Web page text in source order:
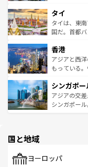
リティに包
覧を参照し
急速な発展
ーチミン市
醸し出して
とつ。フォ
ひ現地で味
が旅行者を
参照してほし
タイ
タイは、東
国だ。首都
の活気が交
帯で自然と
いビーチで
激する。気
が待ってい
た文化、そ
香港
アジアと西
もっている
み、どこを
ており、効
うな絶景か
シンガポー
アジアの交
シンガポー
で、ホーカ
国と地域
ヨーロッパ